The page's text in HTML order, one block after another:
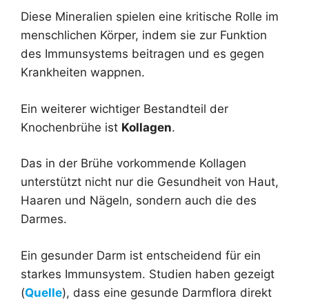
Diese Mineralien spielen eine kritische Rolle im
menschlichen Körper, indem sie zur Funktion
des Immunsystems beitragen und es gegen
Krankheiten wappnen.
Ein weiterer wichtiger Bestandteil der
Knochenbrühe ist Kollagen.
Das in der Brühe vorkommende Kollagen
unterstützt nicht nur die Gesundheit von Haut,
Haaren und Nägeln, sondern auch die des
Darmes.
Ein gesunder Darm ist entscheidend für ein
starkes Immunsystem. Studien haben gezeigt
(Quelle), dass eine gesunde Darmflora direkt